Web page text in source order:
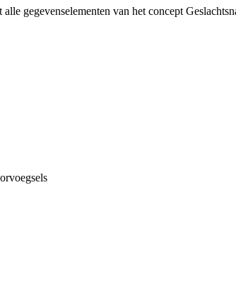
gegevenselementen van het concept